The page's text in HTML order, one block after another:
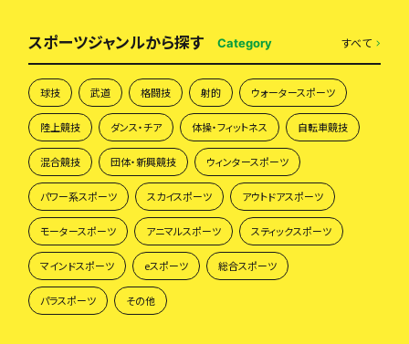
スポーツジャンルから探す Category すべて
球技 武道 格闘技 射的 ウォータースポーツ
陸上競技 ダンス・チア 体操・フィットネス 自転車競技
混合競技 団体・新興競技 ウィンタースポーツ
パワー系スポーツ スカイスポーツ アウトドアスポーツ
モータースポーツ アニマルスポーツ スティックスポーツ
マインドスポーツ eスポーツ 総合スポーツ
パラスポーツ その他